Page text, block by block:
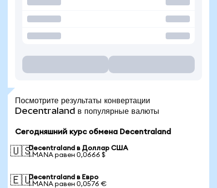
Посмотрите результаты конвертации
Decentraland в популярные валюты
Сегодняшний курс обмена Decentraland
🇺🇸Decentraland в Доллар США
1 MANA равен 0,0666 $
🇪🇺Decentraland в Евро
1 MANA равен 0,0576 €